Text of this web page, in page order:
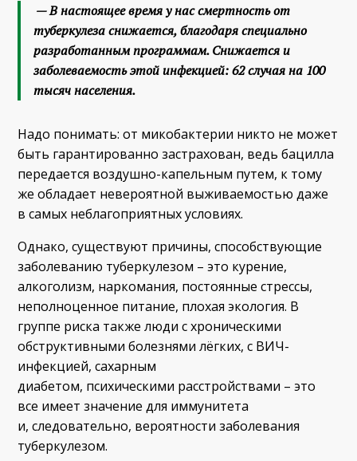
— В настоящее время у нас смертность от
туберкулеза снижается, благодаря специально
разработанным программам. Снижается и
заболеваемость этой инфекцией: 62 случая на 100
тысяч населения.
Надо понимать: от микобактерии никто не может
быть гарантированно застрахован, ведь бацилла
передается воздушно-капельным путем, к тому
же обладает невероятной выживаемостью даже
в самых неблагоприятных условиях.
Однако, существуют причины, способствующие
заболеванию туберкулезом – это курение,
алкоголизм, наркомания, постоянные стрессы,
неполноценное питание, плохая экология. В
группе риска также люди с хроническими
обструктивными болезнями лёгких, с ВИЧ-
инфекцией, сахарным
диабетом, психическими расстройствами – это
все имеет значение для иммунитета
и, следовательно, вероятности заболевания
туберкулезом.